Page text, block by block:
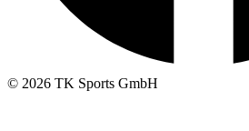
© 2026 TK Sports GmbH